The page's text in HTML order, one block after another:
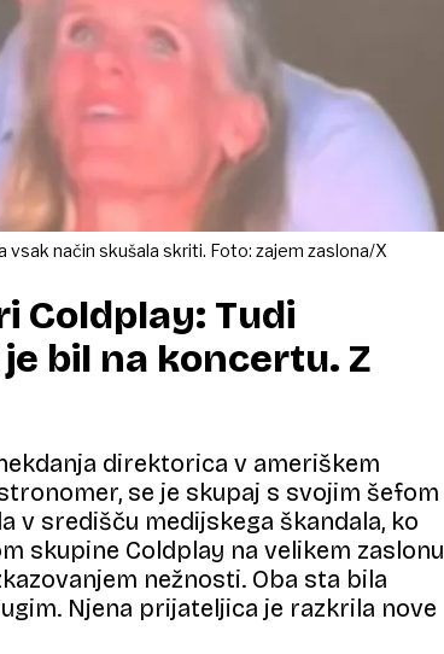
način skušala skriti. Foto: zajem zaslona/X
Coldplay: Tudi
bil na koncertu. Z
direktorica v ameriškem
se je skupaj s svojim šefom
v središču medijskega škandala, ko
skupine Coldplay na velikem zaslonu
nežnosti. Oba sta bila
Njena prijateljica je razkrila nove